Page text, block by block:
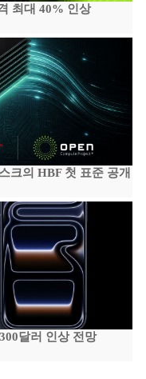
최대 40% 인상
크의 HBF 첫 표준 공개
달러 인상 전망